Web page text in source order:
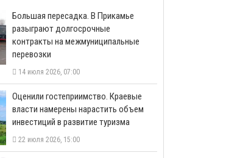
Большая пересадка. В Прикамье
разыграют долгосрочные
контракты на межмуниципальные
перевозки
14 июля 2026, 07:00
Оценили гостеприимство. Краевые
власти намерены нарастить объем
инвестиций в развитие туризма
22 июля 2026, 15:00